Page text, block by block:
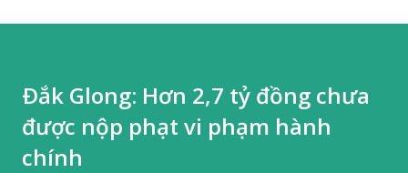
Ðắk Glong: Hơn 2,7 tỷ đồng chưa
được nộp phạt vi phạm hành
chính